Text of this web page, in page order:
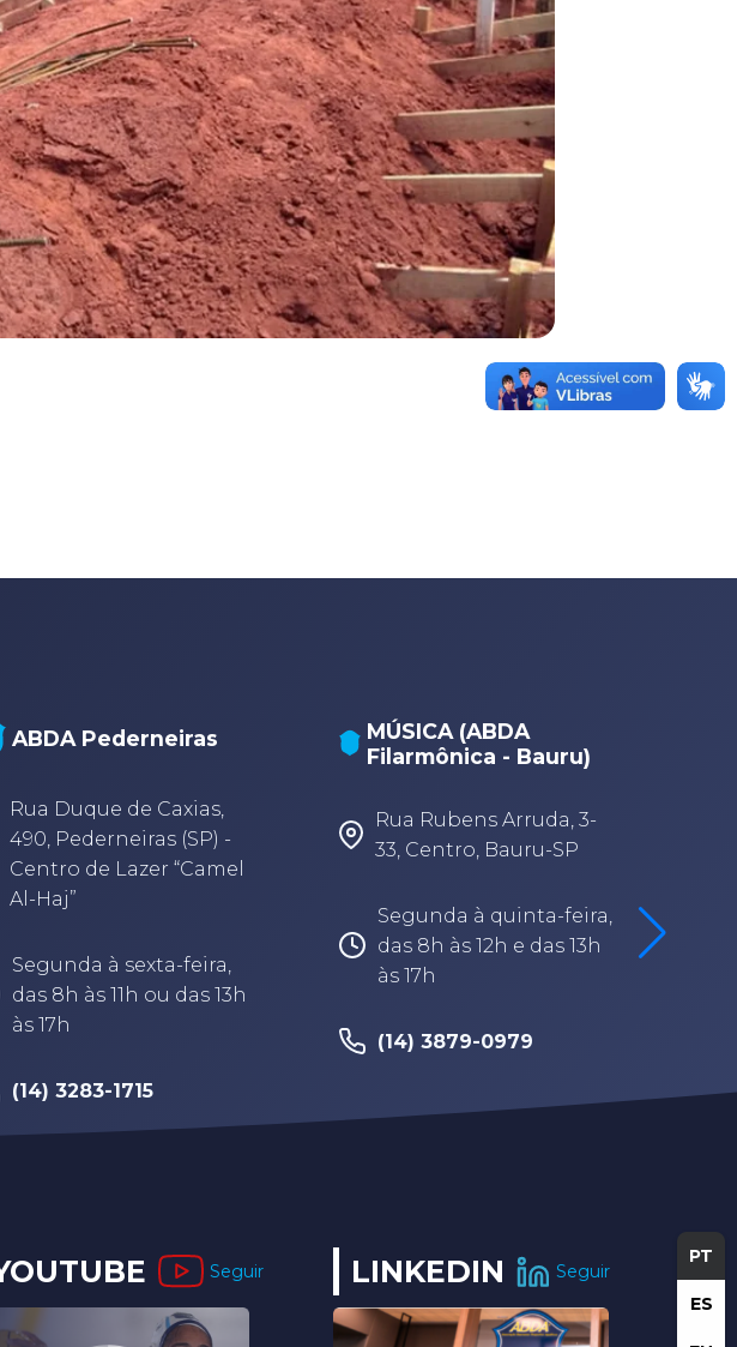
PT
ES
ABDA Pederneiras
Rua Duque de Caxias,
490, Pederneiras (SP) -
Centro de Lazer “Camel
Al-Haj”
Segunda à sexta-feira,
das 8h às 11h ou das 13h
às 17h
(14) 3283-1715
MÚSICA (ABDA
Filarmônica - Bauru)
Rua Rubens Arruda, 3-
33, Centro, Bauru-SP
Segunda à quinta-feira,
das 8h às 12h e das 13h
às 17h
(14) 3879-0979
Seguir LINKEDIN Seguir